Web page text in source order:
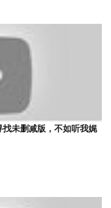
找未删减版，不如听我娓